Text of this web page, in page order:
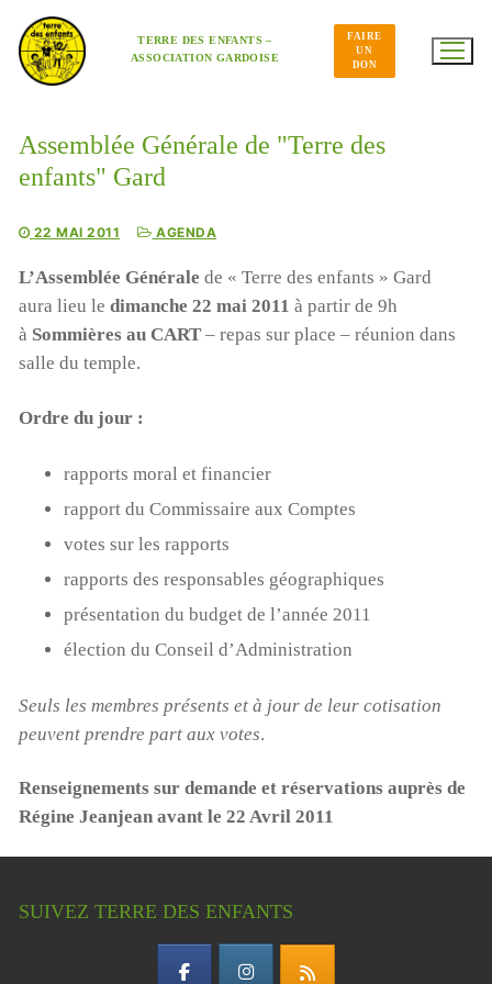
contenu
TERRE DES ENFANTS –
ASSOCIATION GARDOISE
FAIRE
UN
DON
Assemblée Générale de "Terre des
enfants" Gard
22 MAI 2011 AGENDA
L’Assemblée Générale de « Terre des enfants » Gard
aura lieu le dimanche 22 mai 2011 à partir de 9h
à Sommières au CART– repas sur place – réunion dans
salle du temple.
Ordre du jour :
rapports moral et financier
rapport du Commissaire aux Comptes
votes sur les rapports
rapports des responsables géographiques
présentation du budget de l’année 2011
élection du Conseil d’Administration
Seuls les membres présents et à jour de leur cotisation
peuvent prendre part aux votes.
Renseignements sur demande et réservations auprès de
Régine Jeanjean avant le 22 Avril 2011
SUIVEZ TERRE DES ENFANTS